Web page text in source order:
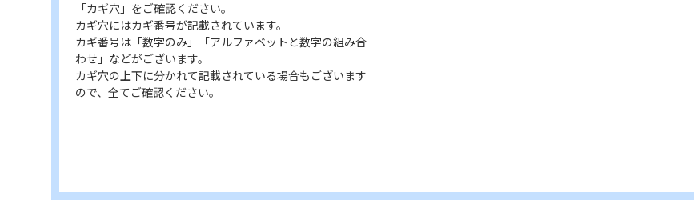
「カギ穴」をご確認ください。
カギ穴にはカギ番号が記載されています。
カギ番号は「数字のみ」「アルファベットと数字の組み合
わせ」などがございます。
カギ穴の上下に分かれて記載されている場合もございます
ので、全てご確認ください。